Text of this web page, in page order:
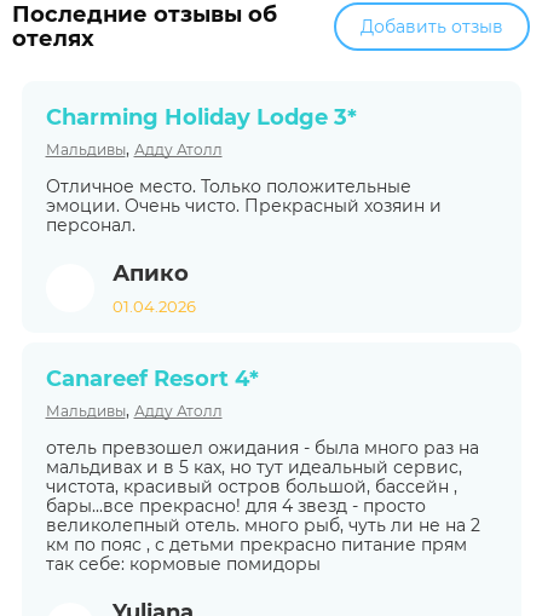
Последние отзывы об
отелях
Добавить отзыв
Charming Holiday Lodge 3*
Мальдивы, Адду Атолл
Отличное место. Только положительные
эмоции. Очень чисто. Прекрасный хозяин и
персонал.
Апико
01.04.2026
Canareef Resort 4*
Мальдивы, Адду Атолл
отель превзошел ожидания - была много раз на
мальдивах и в 5 ках, но тут идеальный сервис,
чистота, красивый остров большой, бассейн ,
бары...все прекрасно! для 4 звезд - просто
великолепный отель. много рыб, чуть ли не на 2
км по пояс , с детьми прекрасно питание прям
так себе: кормовые помидоры